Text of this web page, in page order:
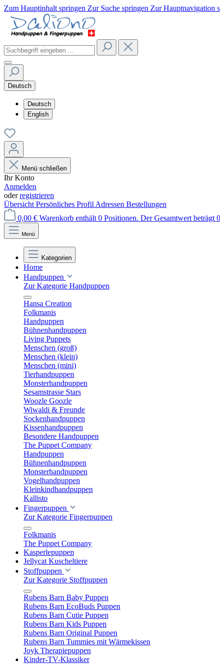
Zum Hauptinhalt springen Zur Suche springen Zur Hauptnavigation
Deutsch
Deutsch
English
Menü schließen
Ihr Konto
Anmelden
oderregistrieren
Übersicht Persönliches Profil Adressen Bestellungen
0,00 € Warenkorb enthält 0 Positionen. Der Gesamtwert beträgt
Menü
Kategorien
Home
Handpuppen
Zur Kategorie Handpuppen
Hansa Creation
Folkmanis
Handpuppen
Bühnenhandpuppen
Living Puppets
Menschen (groß)
Menschen (klein)
Menschen (mini)
Tierhandpuppen
Monsterhandpuppen
Sesamstrasse Stars
Woozle Goozle
Wiwaldi & Freunde
Sockenhandpuppen
Kissenhandpuppen
Besondere Handpuppen
The Puppet Company
Handpuppen
Bühnenhandpuppen
Monsterhandpuppen
Vogelhandpuppen
Kleinkindhandpuppen
Kallisto
Fingerpuppen
Zur Kategorie Fingerpuppen
Folkmanis
The Puppet Company
Kasperlepuppen
Jellycat Kuscheltiere
Stoffpuppen
Zur Kategorie Stoffpuppen
Rubens Barn Baby Puppen
Rubens Barn EcoBuds Puppen
Rubens Barn Cutie Puppen
Rubens Barn Kids Puppen
Rubens Barn Original Puppen
Rubens Barn Tummies mit Wärmekissen
Joyk Therapiepuppen
Kinder-TV-Klassiker